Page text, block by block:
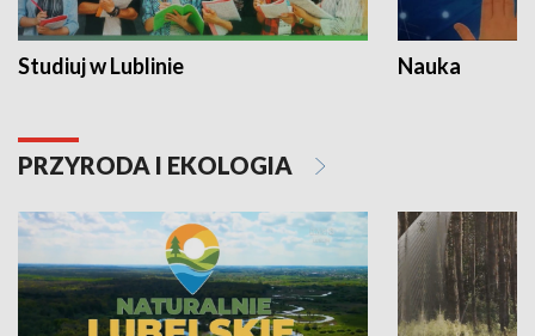
Studiuj w Lublinie Nauka
PRZYRODA I EKOLOGIA